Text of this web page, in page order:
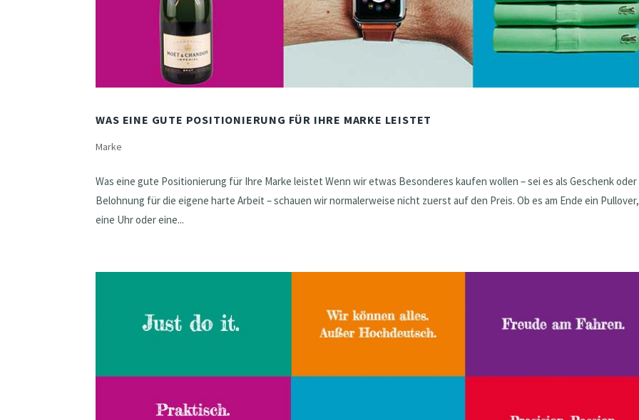
WAS EINE GUTE POSITIONIERUNG FÜR IHRE MARKE LEISTET
Marke
Was eine gute Positionierung für Ihre Marke leistet Wenn wir etwas Besonderes kaufen wollen – sei es als Geschenk oder
Belohnung für die eigene harte Arbeit – schauen wir normalerweise nicht zuerst auf den Preis. Ob es am Ende ein Pullover,
eine Uhr oder eine...